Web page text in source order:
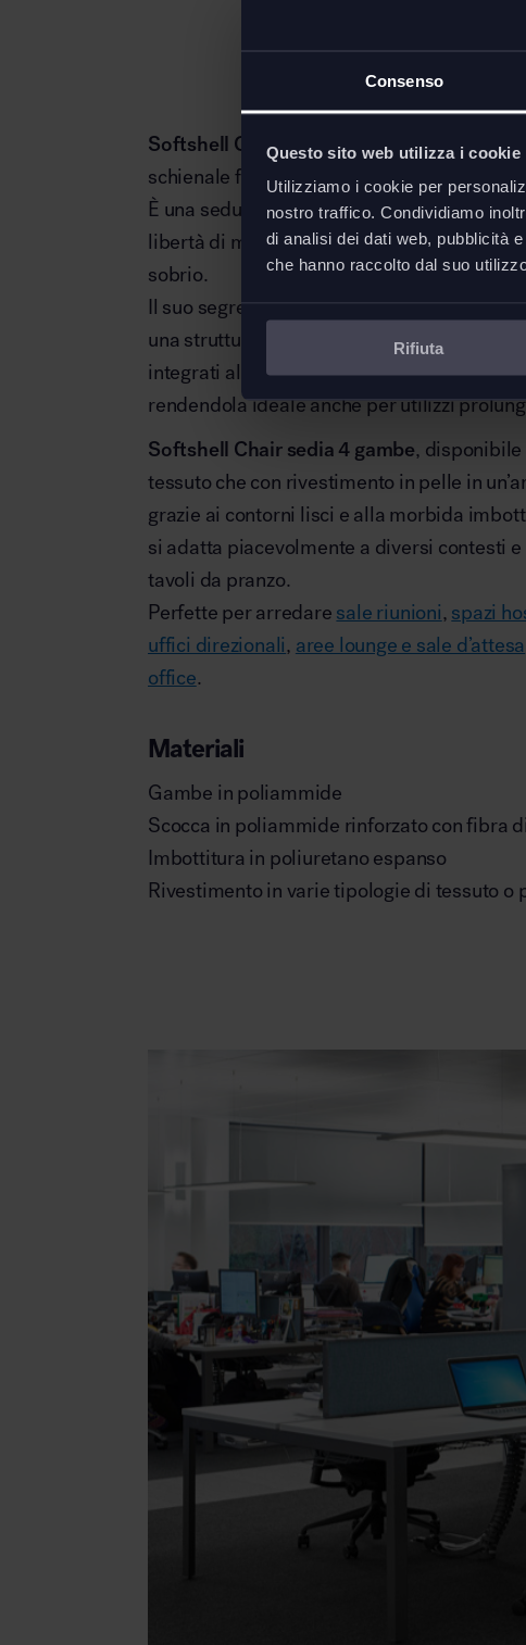
Consenso
Questo sito web utilizza i cookie
Utilizziamo i cookie per
nostro traffico. Condividiamo
di analisi dei dati web, pubblicità
che hanno raccolto dal suo
Rifiuta
Softshell ChairdiVitraè una sedia che
schienale flessibile si adatta alla posizione
È una seduta che garantisce eccezionale
libertà di movimento senza rinunciare ad
sobrio.
Il suo segreto è nascosto nell’imbottitura in
una struttura fatta di nervature flessibili
integrati alla scocca, si adattano con
rendendola ideale anche per utilizzi
Softshell Chair sedia 4 gambe, disponibile
tessuto che con rivestimento in pelle in
grazie ai contorni lisci e alla morbida
si adatta piacevolmente a diversi contesti
tavoli da pranzo.
Perfette per arredare sale riunioni, spazi
uffici direzionali, aree lounge e sale d’attesa
office.
Materiali
Gambe in poliammide
Scocca in poliammide rinforzato con fibra
Imbottitura in poliuretano espanso
Rivestimento in varie tipologie di tessuto o